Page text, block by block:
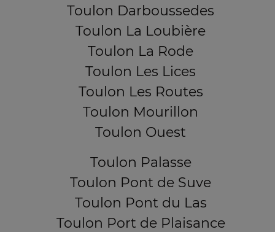
Toulon Darboussedes
Toulon La Loubière
Toulon La Rode
Toulon Les Lices
Toulon Les Routes
Toulon Mourillon
Toulon Ouest
Toulon Palasse
Toulon Pont de Suve
Toulon Pont du Las
Toulon Port de Plaisance